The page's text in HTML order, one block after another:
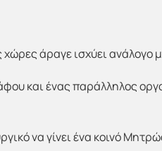
άραγε ισχύει ανάλογο
και ένας παράλληλος
να γίνει ένα κοινό